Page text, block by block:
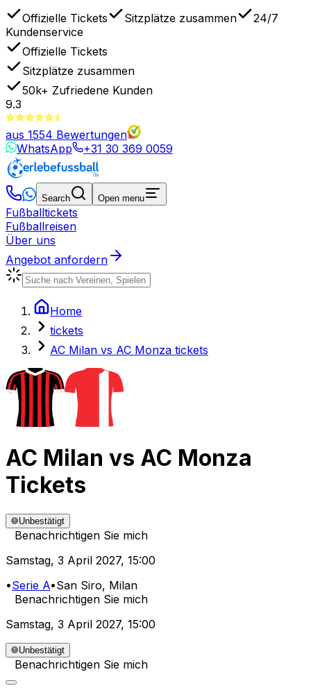
Offizielle Tickets Sitzplätze zusammen
24/7
Kundenservice
Offizielle Tickets
Sitzplätze zusammen
50k+ Zufriedene Kunden
9.3
aus 1554 Bewertungen
WhatsApp
+31 30 369 0059
Search Open menu
Fußballtickets
Fußballreisen
Über uns
Angebot anfordern
Home
tickets
AC Milan vs AC Monza tickets
AC Milan vs AC Monza
Tickets
Unbestätigt
Benachrichtigen Sie mich
Samstag, 3 April 2027, 15:00
•Serie A•San Siro, Milan
Benachrichtigen Sie mich
Samstag, 3 April 2027, 15:00
Unbestätigt
Benachrichtigen Sie mich